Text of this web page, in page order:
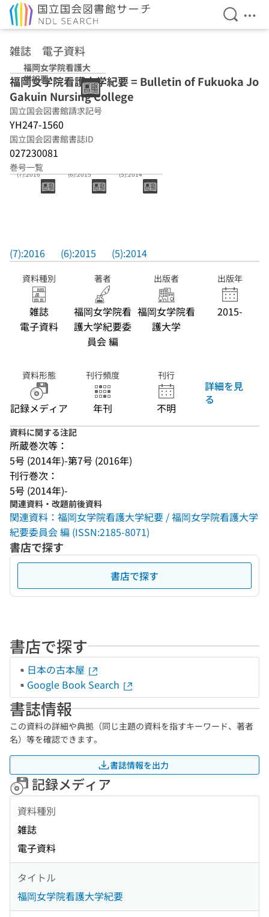
検索を
メ
雑誌 電子資料
福岡女学院看護大
学紀要
福岡女学院看護大学紀要 = Bulletin of Fukuoka Jo
Gakuin Nursing College
国立国会図書館請求記号
YH247-1560
国立国会図書館書誌ID
027230081
巻号一覧
(7):2016
(7):2016
(6):2015
(6):2015
(5):2014
(5):2014
資料種別
雑誌
電子資料
著者
福岡女学院看
護大学紀要委
員会 編
出版者
福岡女学院看
護大学
出版年
2015-
資料形態
記録メディア
刊行頻度
年刊
刊行
不明
詳細を見
る
資料に関する注記
所蔵巻次等：
5号 (2014年)-第7号 (2016年)
刊行巻次：
5号 (2014年)-
関連資料・改題前後資料
関連資料：福岡女学院看護大学紀要 / 福岡女学院看護大学
紀要委員会 編 (ISSN:2185-8071)
書店で探す
書店で探す
書店で探す
日本の古本屋
Google Book Search
書誌情報
この資料の詳細や典拠（同じ主題の資料を指すキーワード、著者
名）等を確認できます。
書誌情報を出力
記録メディア
資料種別
雑誌
電子資料
タイトル
福岡女学院看護大学紀要